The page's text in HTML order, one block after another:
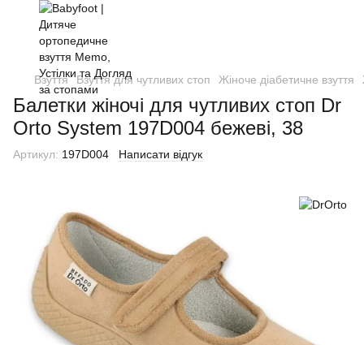
Взуття Взуття для чутливих стоп Жіноче діабетичне взуття
Балетки жіночі для чутливих стоп Dr
Orto System 197D004 бежеві, 38
Артикул: 197D004 Написати відгук